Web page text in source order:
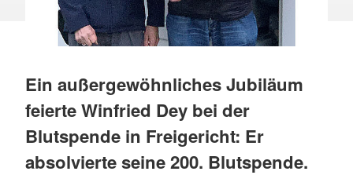
Ein außergewöhnliches Jubiläum
feierte Winfried Dey bei der
Blutspende in Freigericht: Er
absolvierte seine 200. Blutspende.